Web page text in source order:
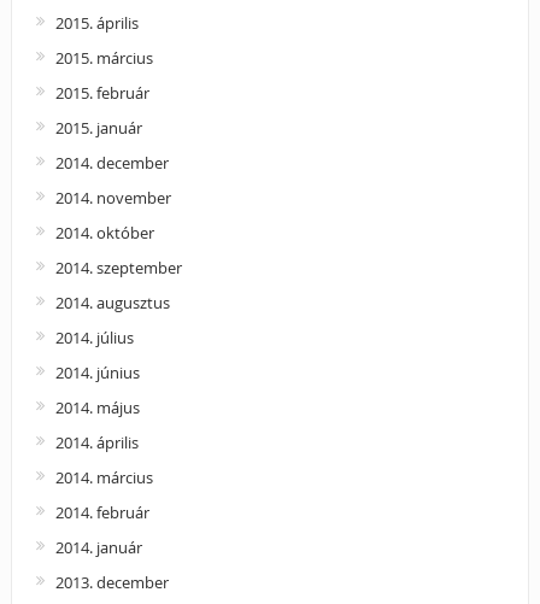
2015. április
2015. március
2015. február
2015. január
2014. december
2014. november
2014. október
2014. szeptember
2014. augusztus
2014. július
2014. június
2014. május
2014. április
2014. március
2014. február
2014. január
2013. december